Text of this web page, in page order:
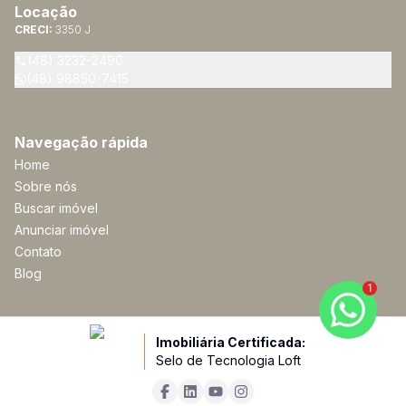
Locação
CRECI: 3350 J
Navegação rápida
Home
Sobre nós
Buscar imóvel
Anunciar imóvel
Contato
Blog
Imobiliária Certificada:
Selo de Tecnologia Loft
1